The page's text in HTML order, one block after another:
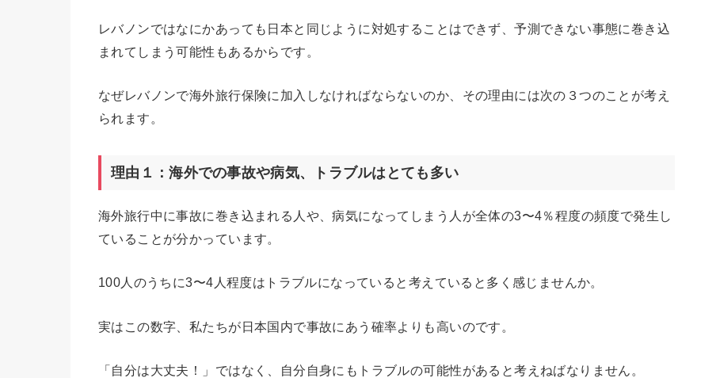
レバノンではなにかあっても日本と同じように対処することはできず、予測できない事態に巻き込
まれてしまう可能性もあるからです。
なぜレバノンで海外旅行保険に加入しなければならないのか、その理由には次の３つのことが考え
られます。
理由１：海外での事故や病気、トラブルはとても多い
海外旅行中に事故に巻き込まれる人や、病気になってしまう人が全体の3〜4％程度の頻度で発生し
ていることが分かっています。
100人のうちに3〜4人程度はトラブルになっていると考えていると多く感じませんか。
実はこの数字、私たちが日本国内で事故にあう確率よりも高いのです。
「自分は大丈夫！」ではなく、自分自身にもトラブルの可能性があると考えねばなりません。